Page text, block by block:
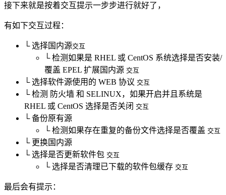
接下来就是按着交互提示一步步进行就好了，
有如下交互过程：
└ 选择国内源交互
└ 检测如果是 RHEL 或 CentOS 系统选择是否安装/
覆盖 EPEL 扩展国内源 交互
└ 选择软件源使用的 WEB 协议 交互
└ 检测 防火墙 和 SELINUX，如果开启并且系统是
RHEL 或 CentOS 选择是否关闭 交互
└ 备份原有源
└ 检测如果存在重复的备份文件选择是否覆盖 交互
└ 更换国内源
└ 选择是否更新软件包 交互
└ 选择是否清理已下载的软件包缓存 交互
最后会有提示：